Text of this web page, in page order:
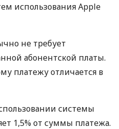
использования Apple
не требует
абонентской платы.
платежу отличается в
системы
1,5% от суммы платежа.